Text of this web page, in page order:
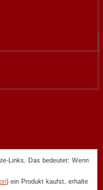
Links. Das bedeutet: Wenn
) ein Produkt kaufst, erhalte